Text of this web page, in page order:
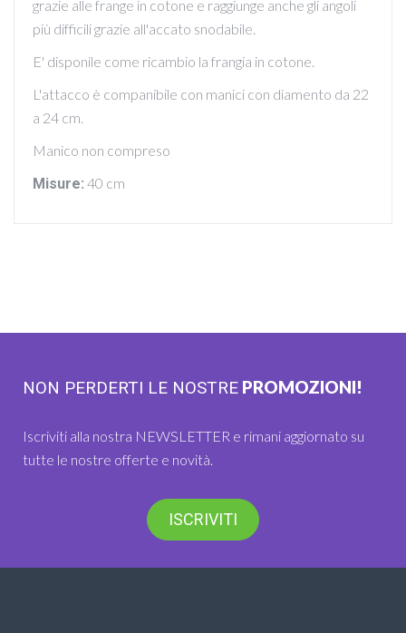
grazie alle frange in cotone e raggiunge anche gli angoli
più difficili grazie all'accato snodabile.
E' disponile come ricambio la frangia in cotone.
L'attacco è companibile con manici con diamento da 22
a 24 cm.
Manico non compreso
Misure: 40 cm
NON PERDERTI LE NOSTRE PROMOZIONI!
Iscriviti alla nostra NEWSLETTER e rimani aggiornato su
tutte le nostre offerte e novità.
ISCRIVITI